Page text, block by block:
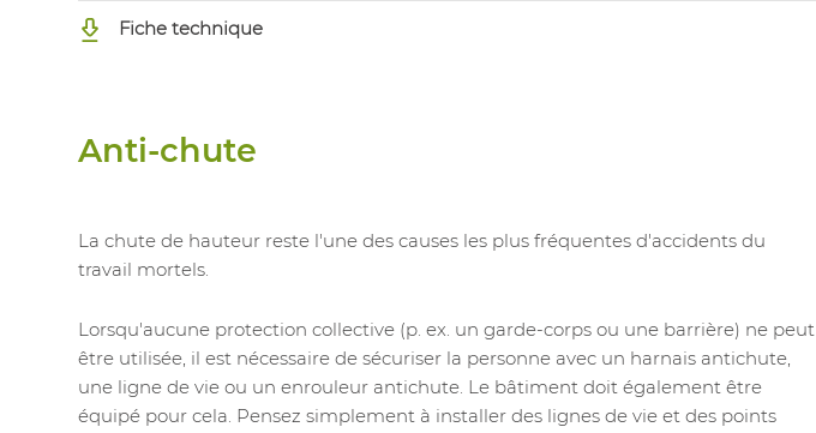
Fiche technique
Anti-chute
La chute de hauteur reste l'une des causes les plus fréquentes d'accidents du
travail mortels.
Lorsqu'aucune protection collective (p. ex. un garde-corps ou une barrière) ne peut
être utilisée, il est nécessaire de sécuriser la personne avec un harnais antichute,
une ligne de vie ou un enrouleur antichute. Le bâtiment doit également être
équipé pour cela. Pensez simplement à installer des lignes de vie et des points